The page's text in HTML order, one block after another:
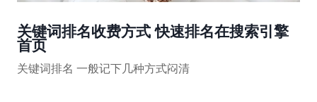
关键词排名收费方式 快速排名在搜索引擎
首页
关键词排名 一般记下几种方式闷清